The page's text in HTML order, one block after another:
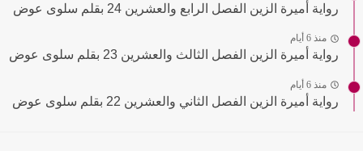
رواية أميرة الزين الفصل الرابع والعشرين 24 بقلم سلوى عوض
منذ 6 أيام
رواية أميرة الزين الفصل الثالث والعشرين 23 بقلم سلوى عوض
منذ 6 أيام
رواية أميرة الزين الفصل الثاني والعشرين 22 بقلم سلوى عوض